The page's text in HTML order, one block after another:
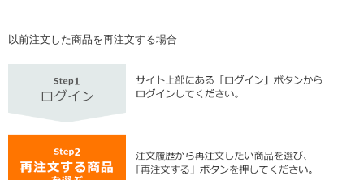
以前注文した商品を再注文する場合